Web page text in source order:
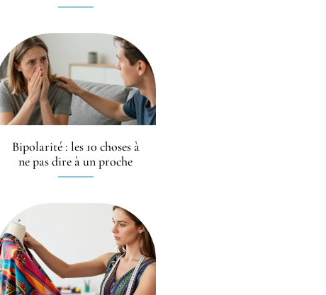
Bipolarité : les 10 choses à
ne pas dire à un proche